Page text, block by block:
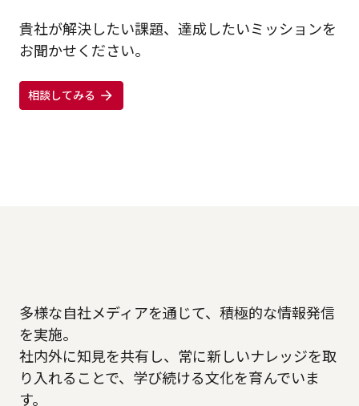
貴社が解決したい課題、達成したいミッションを
お聞かせください。
相談してみる
多様な自社メディアを通じて、積極的な情報発信
を実施。
社内外に知見を共有し、常に新しいナレッジを取
り入れることで、学び続ける文化を育んでいま
す。